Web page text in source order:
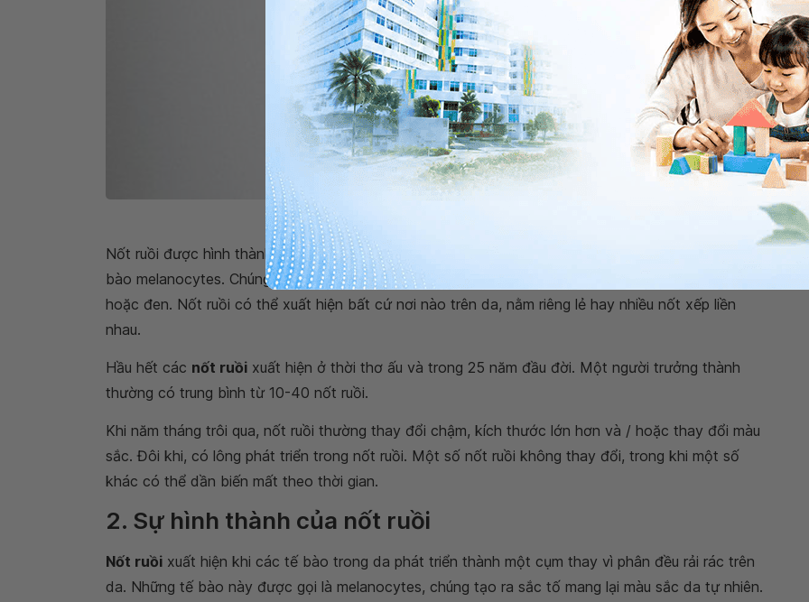
Nốt ruồi được hình thành từ phần dưới của lớp biểu bì da
Nốt ruồi được hình thành từ phần dưới của lớp biểu bì do sự phân bố không đồng đều của các tế
bào melanocytes. Chúng được nhìn thấy trên da khi có sự thay đổi màu sắc da thành màu nâu
hoặc đen. Nốt ruồi có thể xuất hiện bất cứ nơi nào trên da, nằm riêng lẻ hay nhiều nốt xếp liền
nhau.
Hầu hết các nốt ruồi xuất hiện ở thời thơ ấu và trong 25 năm đầu đời. Một người trưởng thành
thường có trung bình từ 10-40 nốt ruồi.
Khi năm tháng trôi qua, nốt ruồi thường thay đổi chậm, kích thước lớn hơn và / hoặc thay đổi màu
sắc. Đôi khi, có lông phát triển trong nốt ruồi. Một số nốt ruồi không thay đổi, trong khi một số
khác có thể dần biến mất theo thời gian.
2. Sự hình thành của nốt ruồi
Nốt ruồi xuất hiện khi các tế bào trong da phát triển thành một cụm thay vì phân đều rải rác trên
da. Những tế bào này được gọi là melanocytes, chúng tạo ra sắc tố mang lại màu sắc da tự nhiên.